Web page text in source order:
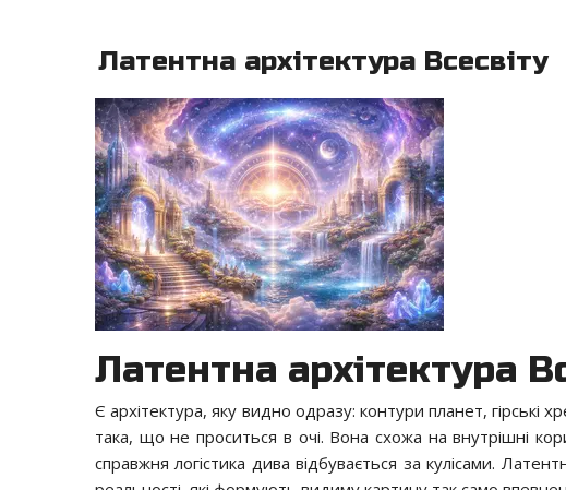
Латентна архітектура Всесвіту
Латентна архітектура
Є архітектура, яку видно одразу: контури планет, гірські
така, що не проситься в очі. Вона схожа на внутрішні
справжня логістика дива відбувається за кулісами.